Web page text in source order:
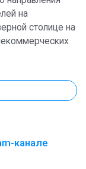
на
столице на
канале